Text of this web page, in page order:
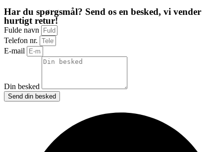
Har du spørgsmål? Send os en besked, vi vender
hurtigt retur!
Fulde navn
Telefon nr.
E-mail
Din besked
Send din besked